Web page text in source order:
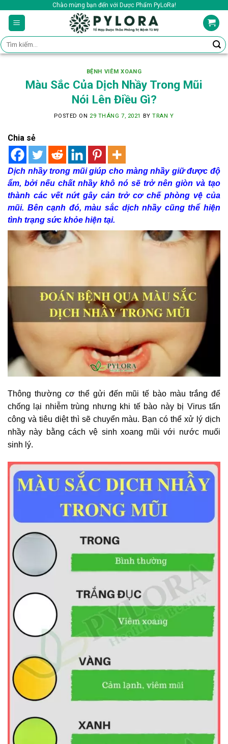
content
Chào mừng bạn đến với Dược Phẩm PyLoRa!
Tìm
kiếm:
BỆNH VIÊM XOANG
Màu Sắc Của Dịch Nhầy Trong Mũi
Nói Lên Điều Gì?
POSTED ON 29 THÁNG 7, 2021 BYTRAN Y
Chia sẻ
Dịch nhầy trong mũi giúp cho màng nhầy giữ được độ
ẩm, bởi nếu chất nhầy khô nó sẽ trở nên giòn và tạo
thành các vết nứt gây cản trở cơ chế phòng vệ của
mũi. Bên cạnh đó, màu sắc dịch nhầy cũng thể hiện
tình trạng sức khỏe hiện tại.
Thông thường cơ thể gửi đến mũi tế bào màu trắng để
chống lại nhiễm trùng nhưng khi tế bào này bị Virus tấn
công và tiêu diệt thì sẽ chuyển màu. Bạn có thể xử lý dịch
nhầy này bằng cách vệ sinh xoang mũi với nước muối
sinh lý.